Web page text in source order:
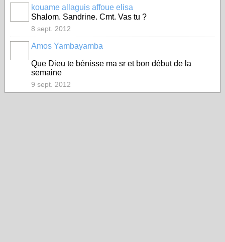
kouame allaguis affoue elisa
Shalom. Sandrine. Cmt. Vas tu ?
8 sept. 2012
Amos Yambayamba
Que Dieu te bénisse ma sr et bon début de la
semaine
9 sept. 2012